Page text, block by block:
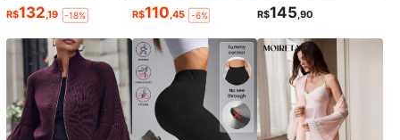
R$132,19 -18% R$110,45 -6% R$145,90